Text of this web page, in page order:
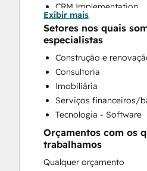
CRM Implementation
CRM Migration
Custom API
Customer Marketing
Customer Success
Customer Support
Customer Survey and
Email Marketing
Full Inbound Marketing
Help Desk
Knowledge Base
Paid Advertising
Exibir mais
Setores nos quais
especialistas
Construção e
Consultoria
Imobiliária
Serviços financeiros/
Tecnologia - Software
Orçamentos com os
trabalhamos
Qualquer orçamento